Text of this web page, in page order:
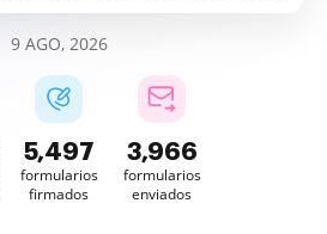
9 AGO, 2026
5,498
formularios
firmados
3,966
formularios
enviados